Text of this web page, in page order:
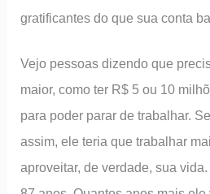
gratificantes do que sua conta
Vejo pessoas dizendo que
maior, como ter R$ 5 ou 10
para poder parar de trabalhar.
assim, ele teria que trabalhar
aproveitar, de verdade, sua